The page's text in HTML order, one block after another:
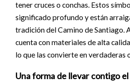
tener cruces o conchas. Estos
significado profundo y están
tradición del Camino de Santiago.
cuenta con materiales de alta
lo que las convierte en verdaderas
Una forma de llevar contigo